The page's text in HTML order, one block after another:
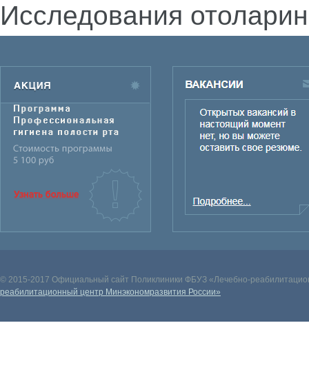
Исследования
© 2015-2017 Официальный сайт Поликлиники ФБУЗ «Лечебно-
реабилитационный центр Минэкономразвития России»